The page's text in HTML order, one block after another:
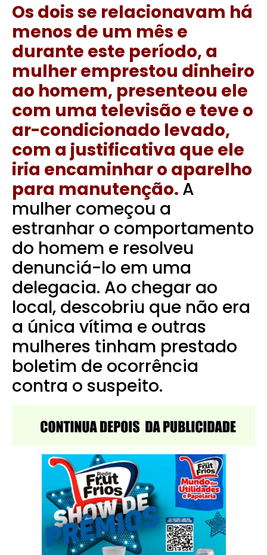
Os dois se relacionavam há
menos de um mês e
durante este período, a
mulher emprestou dinheiro
ao homem, presenteou ele
com uma televisão e teve o
ar-condicionado levado,
com a justificativa que ele
iria encaminhar o aparelho
para manutenção. A
mulher começou a
estranhar o comportamento
do homem e resolveu
denunciá-lo em uma
delegacia. Ao chegar ao
local, descobriu que não era
a única vítima e outras
mulheres tinham prestado
boletim de ocorrência
contra o suspeito.